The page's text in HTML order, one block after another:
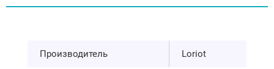
Производитель Loriot